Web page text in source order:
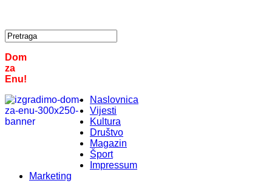
Dom
za
Enu!
Naslovnica
Vijesti
Kultura
Društvo
Magazin
Šport
Impressum
Marketing